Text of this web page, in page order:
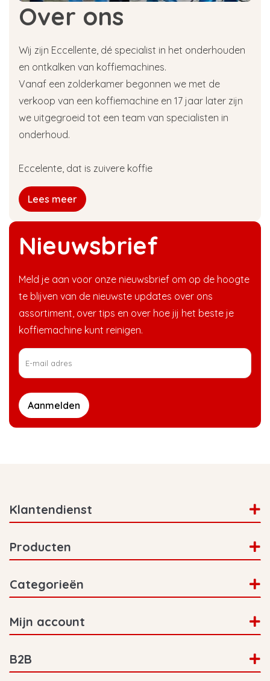
Nieuwsbrief
Meld je aan voor onze nieuwsbrief om op de hoogte
te blijven van de nieuwste updates over ons
assortiment, over tips en over hoe jij het beste je
koffiemachine kunt reinigen.
Aanmelden
Over ons
Wij zijn Eccellente, dé specialist in het onderhouden
en ontkalken van koffiemachines.
Vanaf een zolderkamer begonnen we met de
verkoop van een koffiemachine en 17 jaar later zijn
we uitgegroeid tot een team van specialisten in
onderhoud.
Eccelente, dat is zuivere koffie
Lees meer
Klantendienst
Producten
Categorieën
Mijn account
B2B